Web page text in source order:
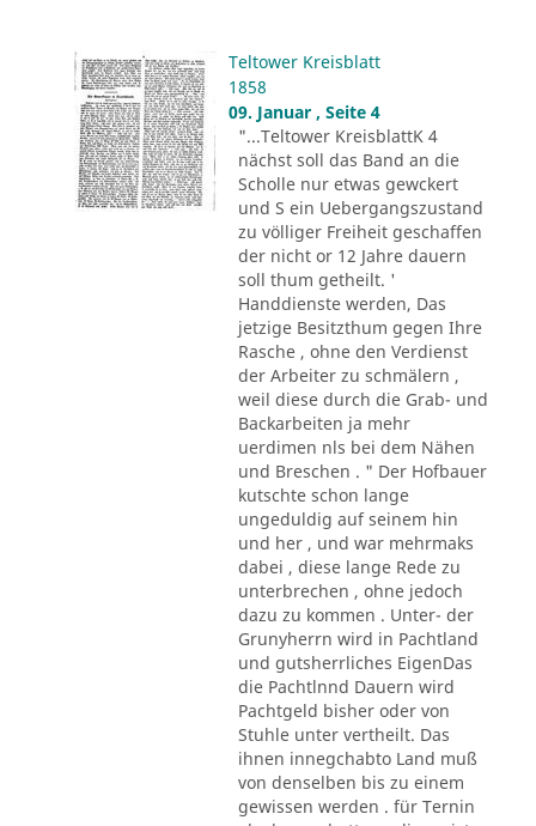
Teltower Kreisblatt
1858
09. Januar , Seite 4
"...Teltower KreisblattK 4
nächst soll das Band an die
Scholle nur etwas gewckert
und S ein Uebergangszustand
zu völliger Freiheit geschaffen
der nicht or 12 Jahre dauern
soll thum getheilt. '
Handdienste werden, Das
jetzige Besitzthum gegen Ihre
Rasche , ohne den Verdienst
der Arbeiter zu schmälern ,
weil diese durch die Grab- und
Backarbeiten ja mehr
uerdimen nls bei dem Nähen
und Breschen . " Der Hofbauer
kutschte schon lange
ungeduldig auf seinem hin
und her , und war mehrmaks
dabei , diese lange Rede zu
unterbrechen , ohne jedoch
dazu zu kommen . Unter- der
Grunyherrn wird in Pachtland
und gutsherrliches EigenDas
die Pachtlnnd Dauern wird
Pachtgeld bisher oder von
Stuhle unter vertheilt. Das
ihnen innegchabto Land muß
von denselben bis zu einem
gewissen werden . für Ternin